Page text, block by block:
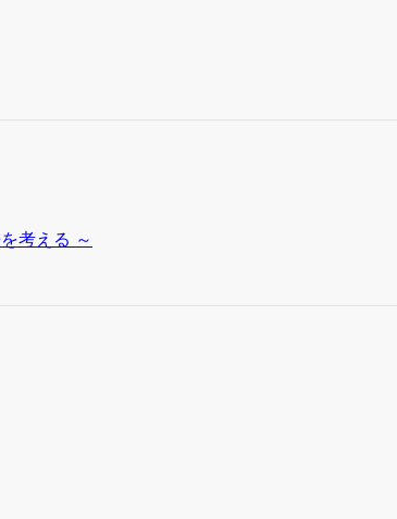
考える ～